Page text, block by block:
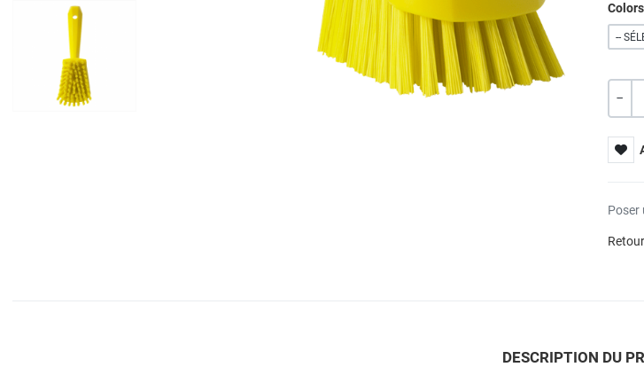
Colors
--
Poser
DESCRIPTION DU